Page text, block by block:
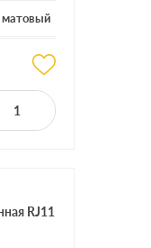
матовый
(STP)
RJ11